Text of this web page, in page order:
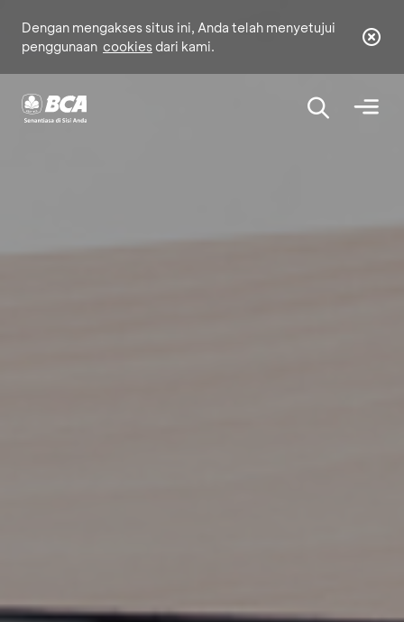
Dengan mengakses situs ini, Anda telah menyetujui
penggunaan cookies dari kami.